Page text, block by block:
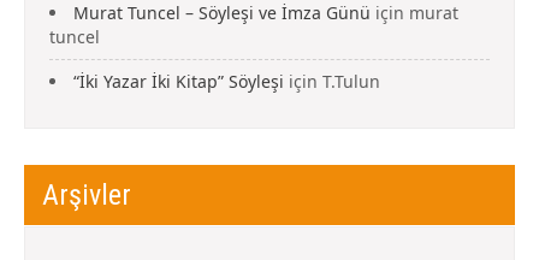
Murat Tuncel – Söyleşi ve İmza Günü için murat
tuncel
“İki Yazar İki Kitap” Söyleşi için T.Tulun
Arşivler